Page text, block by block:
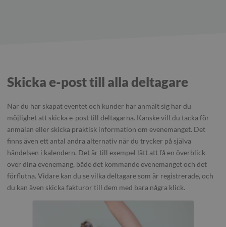
Skicka e-post till alla deltagare
När du har skapat eventet och kunder har anmält sig har du
möjlighet att skicka e-post till deltagarna. Kanske vill du tacka för
anmälan eller skicka praktisk information om evenemanget. Det
finns även ett antal andra alternativ när du trycker på själva
händelsen i kalendern. Det är till exempel lätt att få en överblick
över dina evenemang, både det kommande evenemanget och det
förflutna. Vidare kan du se vilka deltagare som är registrerade, och
du kan även skicka fakturor till dem med bara några klick.